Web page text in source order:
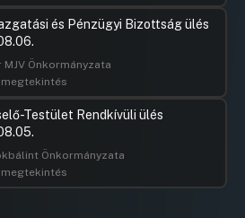
és Pénzügyi Bizottság ülés
MJV Önkormányzata
Testület Rendkívüli ülés
Önkormányzata